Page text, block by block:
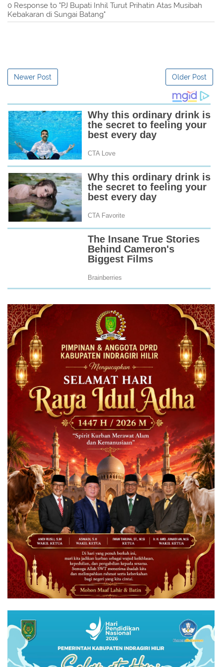
0 Response to "PJ Bupati Inhil Turut Prihatin Atas Musibah
Kebakaran di Sungai Batang"
Newer Post Older Post